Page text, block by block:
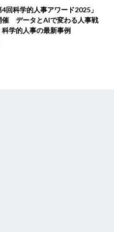
4回科学的人事アワード2025」
催 データとAIで変わる人事戦
学的人事の最新事例